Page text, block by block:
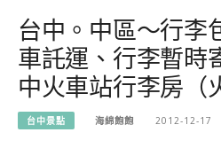
台中。中區～行李
車託運、行李暫時
中火車站行李房（
台中景點 海綿飽飽 2012-12-17